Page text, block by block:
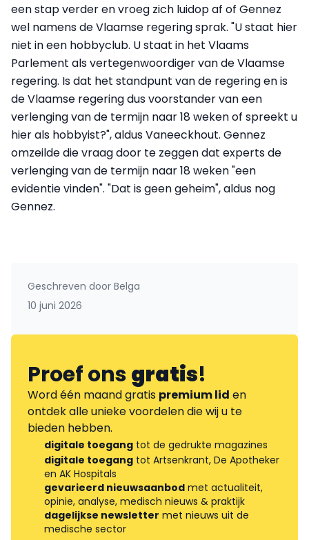
een stap verder en vroeg zich luidop af of Gennez
wel namens de Vlaamse regering sprak. "U staat hier
niet in een hobbyclub. U staat in het Vlaams
Parlement als vertegenwoordiger van de Vlaamse
regering. Is dat het standpunt van de regering en is
de Vlaamse regering dus voorstander van een
verlenging van de termijn naar 18 weken of spreekt u
hier als hobbyist?", aldus Vaneeckhout. Gennez
omzeilde die vraag door te zeggen dat experts de
verlenging van de termijn naar 18 weken "een
evidentie vinden". "Dat is geen geheim", aldus nog
Gennez.
Geschreven door Belga
10 juni 2026
Proef onsgratis!
Word één maand gratis premium lid en
ontdek alle unieke voordelen die wij u te
bieden hebben.
digitale toegang tot de gedrukte magazines
digitale toegang tot Artsenkrant, De Apotheker
en AK Hospitals
gevarieerd nieuwsaanbod met actualiteit,
opinie, analyse, medisch nieuws & praktijk
dagelijkse newsletter met nieuws uit de
medische sector